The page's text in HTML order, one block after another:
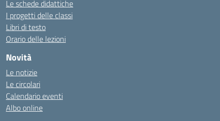
Le schede didattiche
I progetti delle classi
Libri di testo
Orario delle lezioni
Novità
Le notizie
Le circolari
Calendario eventi
Albo online